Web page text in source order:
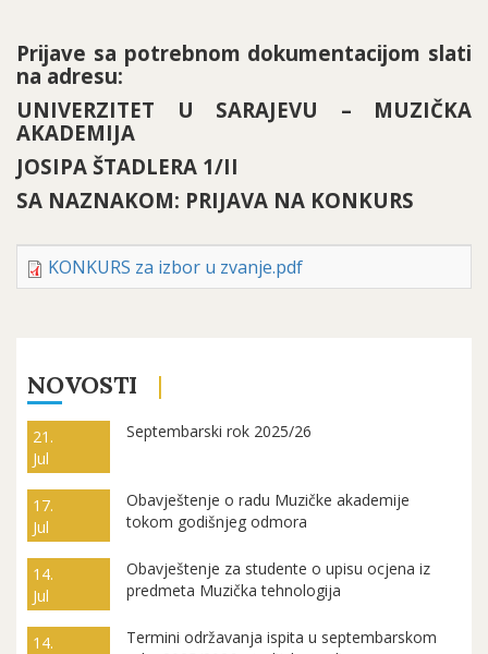
Prijave sa potrebnom dokumentacijom slati
na adresu:
UNIVERZITET U SARAJEVU – MUZIČKA
AKADEMIJA
JOSIPA ŠTADLERA 1/II
SA NAZNAKOM: PRIJAVA NA KONKURS
KONKURS za izbor u zvanje.pdf
NOVOSTI
21.
Jul
Septembarski rok 2025/26
17.
Jul
Obavještenje o radu Muzičke akademije
tokom godišnjeg odmora
14.
Jul
Obavještenje za studente o upisu ocjena iz
predmeta Muzička tehnologija
14.
Termini održavanja ispita u septembarskom